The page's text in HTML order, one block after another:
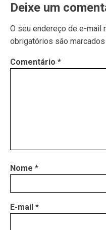
Deixe um
O seu endereço de e-mail
obrigatórios são
Comentário *
Nome *
E-mail *